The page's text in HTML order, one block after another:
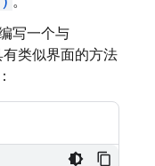
写一个与
类似界面的方法
：